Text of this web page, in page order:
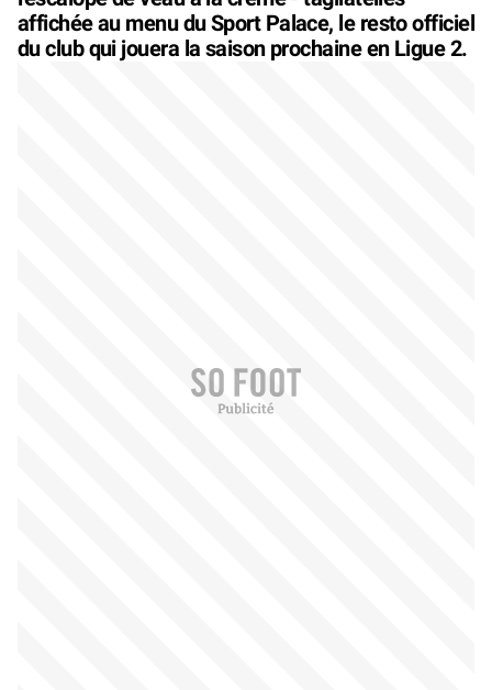
affichée au menu du Sport Palace, le resto officiel
du club qui jouera la saison prochaine en Ligue 2.